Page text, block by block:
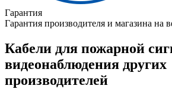
Гарантия
Гарантия производителя и магазина на
Кабели для пожарной
видеонаблюдения других
производителей